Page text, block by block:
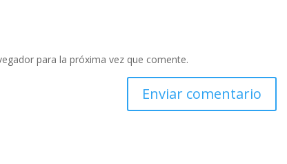
para la próxima vez que comente.